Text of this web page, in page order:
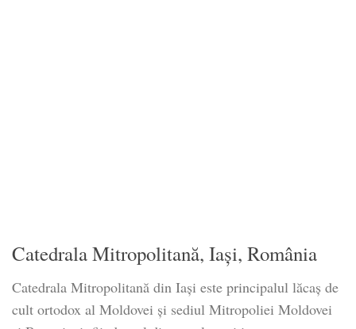
Catedrala Mitropolitană, Iași, România
Catedrala Mitropolitană din Iași este principalul lăcaș de
cult ortodox al Moldovei și sediul Mitropoliei Moldovei